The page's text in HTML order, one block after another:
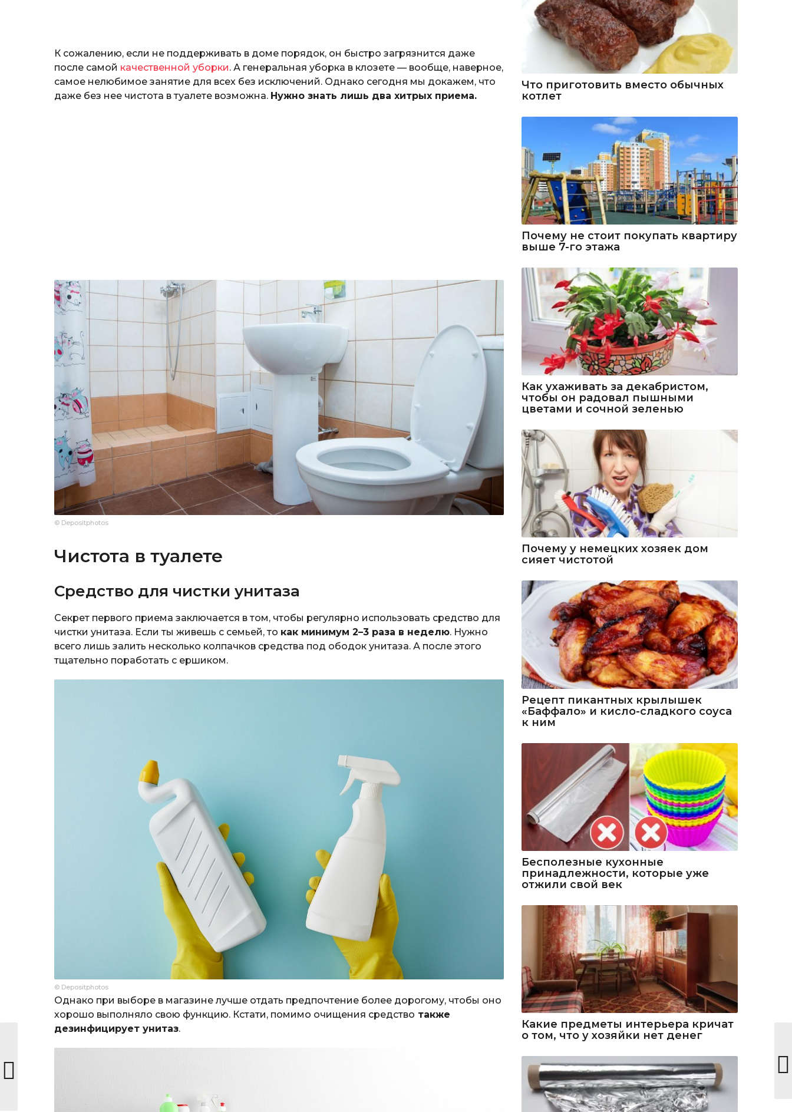
К сожалению, если не поддерживать в доме порядок, он быстро загрязнится даже
после самой качественной уборки. А генеральная уборка в клозете — вообще, наверное,
самое нелюбимое занятие для всех без исключений. Однако сегодня мы докажем, что
даже без нее чистота в туалете возможна. Нужно знать лишь два хитрых приема.
© Depositphotos
Чистота в туалете
Средство для чистки унитаза
Секрет первого приема заключается в том, чтобы регулярно использовать средство для
чистки унитаза. Если ты живешь с семьей, то как минимум 2–3 раза в неделю. Нужно
всего лишь залить несколько колпачков средства под ободок унитаза. А после этого
тщательно поработать с ершиком.
© Depositphotos
Однако при выборе в магазине лучше отдать предпочтение более дорогому, чтобы оно
хорошо выполняло свою функцию. Кстати, помимо очищения средство также
дезинфицирует унитаз.
Что приготовить вместо обычных
котлет
Почему не стоит покупать квартиру
выше 7-го этажа
Как ухаживать за декабристом,
чтобы он радовал пышными
цветами и сочной зеленью
Почему у немецких хозяек дом
сияет чистотой
Рецепт пикантных крылышек
«Баффало» и кисло-сладкого соуса
к ним
Бесполезные кухонные
принадлежности, которые уже
отжили свой век
Какие предметы интерьера кричат
о том, что у хозяйки нет денег